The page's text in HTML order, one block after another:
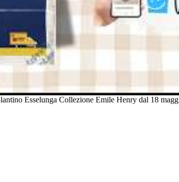
Esselunga Collezione Emile Henry dal 18